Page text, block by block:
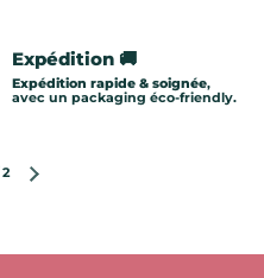
Expédition 🚚
Expédition rapide & soignée,
avec un packaging éco-friendly.
précédente
Diapositive suivante
2